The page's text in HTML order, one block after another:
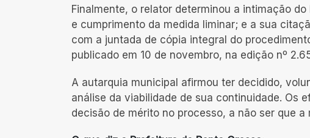
Finalmente, o relator determinou a intimação
e cumprimento da medida liminar; e a sua
com a juntada de cópia integral do
publicado em 10 de novembro, na edição nº
A autarquia municipal afirmou ter decidido,
análise da viabilidade de sua continuidade. Os
decisão de mérito no processo, a não ser que